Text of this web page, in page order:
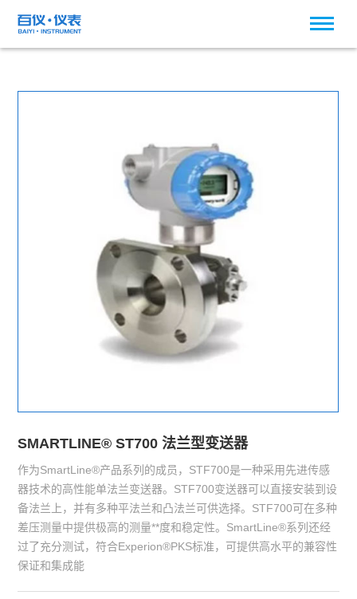
SMARTLINE® ST700 法兰型变送器
作为SmartLine®产品系列的成员，STF700是一种采用先进传感
器技术的高性能单法兰变送器。STF700变送器可以直接安装到设
备法兰上，并有多种平法兰和凸法兰可供选择。STF700可在多种
差压测量中提供极高的测量**度和稳定性。SmartLine®系列还经
过了充分测试，符合Experion®PKS标准，可提供高水平的兼容性
保证和集成能